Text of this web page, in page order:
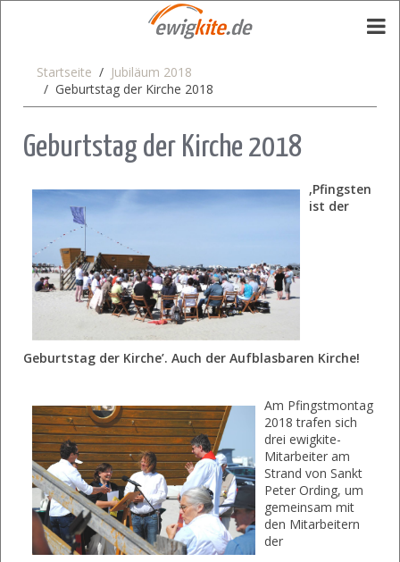
Startseite
Jubiläum 2018
Geburtstag der Kirche 2018
Geburtstag der Kirche 2018
‚Pfingsten
ist der
Geburtstag der Kirche’. Auch der Aufblasbaren Kirche!
Am Pfingstmontag
2018 trafen sich
drei ewigkite-
Mitarbeiter am
Strand von Sankt
Peter Ording, um
gemeinsam mit
den Mitarbeitern
der